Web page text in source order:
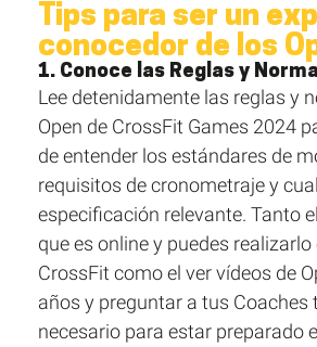
Tips para ser un
conocedor de los
1. Conoce las Reglas y
Lee detenidamente las reglas y
Open de CrossFit Games 2024
de entender los estándares de
requisitos de cronometraje y
especificación relevante. Tanto
que es online y puedes realizarlo
CrossFit como el ver vídeos de
años y preguntar a tus Coaches
necesario para estar preparado